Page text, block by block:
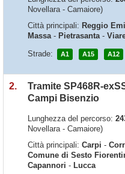
Novellara - Camaiore)
Città principali: Reggio
Massa- Pietrasanta-
Strade:
A1 A15 A12
2.
Tramite SP468R-
Campi Bisenzio
Lunghezza del percorso:
Novellara - Camaiore)
Città principali: Carpi -
Comune di Sesto
Capannori - Lucca